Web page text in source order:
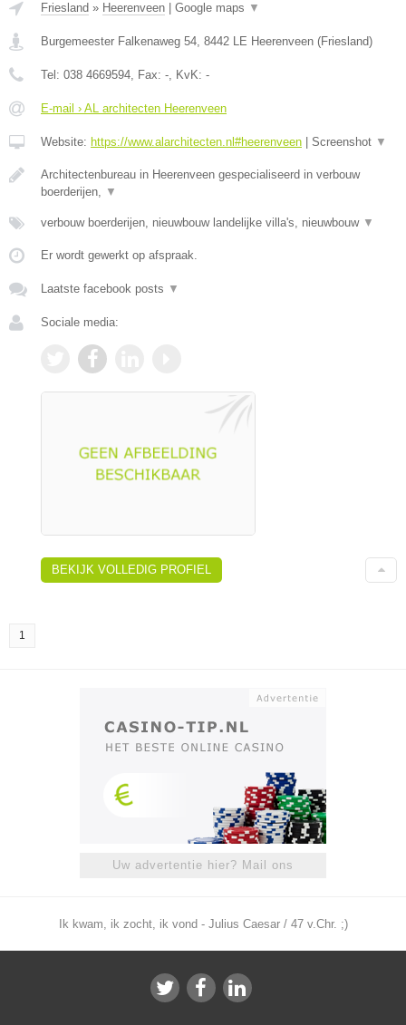
Friesland » Heerenveen Google maps ▼
Burgemeester Falkenaweg 54, 8442 LE Heerenveen (Friesland)
Tel: 038 4669594, Fax: -, KvK: -
E-mail › AL architecten Heerenveen
Website: https://www.alarchitecten.nl#heerenveen Screenshot ▼
Architectenbureau in Heerenveen gespecialiseerd in verbouw
boerderijen, ▼
verbouw boerderijen, nieuwbouw landelijke villa's, nieuwbouw ▼
Er wordt gewerkt op afspraak.
Laatste facebook posts ▼
Sociale media:
BEKIJK VOLLEDIG PROFIEL
1
Uw advertentie hier? Mail ons
Ik kwam, ik zocht, ik vond - Julius Caesar / 47 v.Chr. ;)